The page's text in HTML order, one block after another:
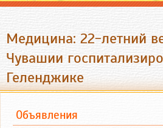
Медицина: 22-летний
Чувашии
Геленджике
Объявления